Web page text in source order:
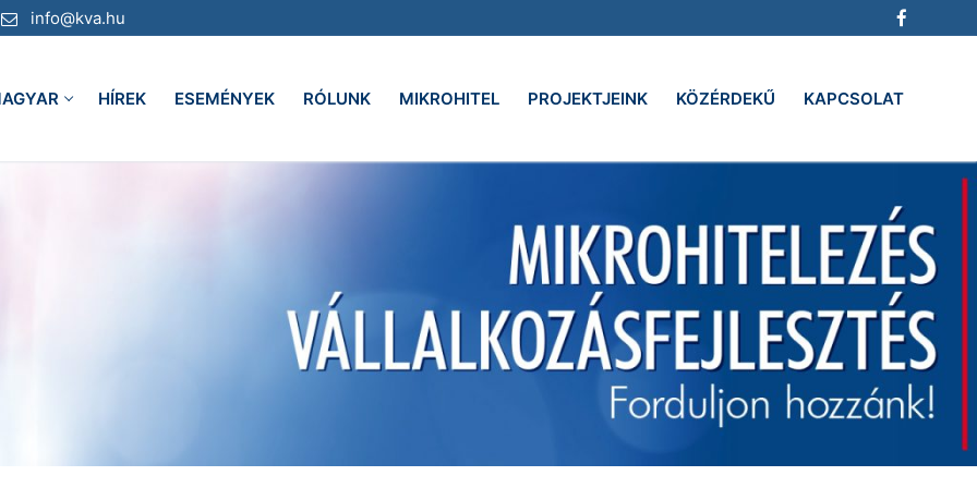
info@kva.hu
HÍREK ESEMÉNYEK RÓLUNK MIKROHITEL PROJEKTJEINK KÖZÉRDEKŰ KAPCSOLAT